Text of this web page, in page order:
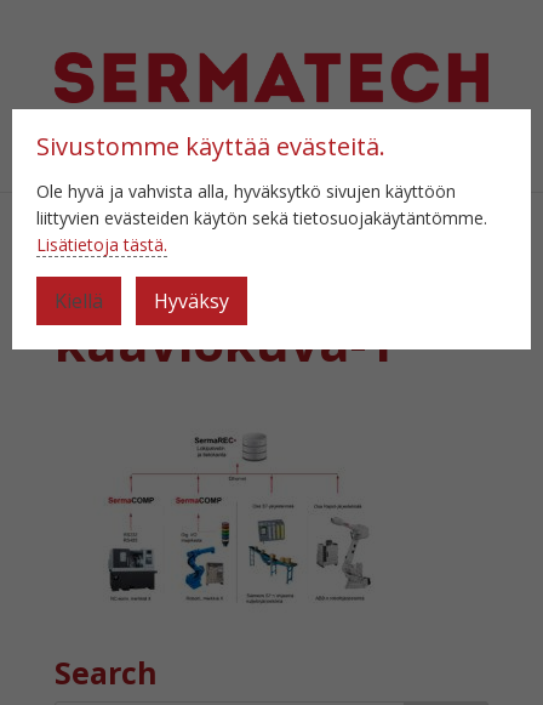
Select Page
SermaCOMP-
kaaviokuva-1
Search
Sivustomme käyttää evästeitä.
Ole hyvä ja vahvista alla, hyväksytkö sivujen käyttöön
liittyvien evästeiden käytön sekä tietosuojakäytäntömme.
Lisätietoja tästä.
Kiellä Hyväksy